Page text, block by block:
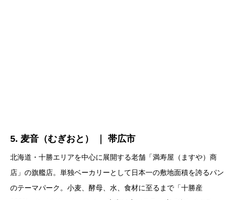
5. 麦音（むぎおと） ｜ 帯広市
北海道・十勝エリアを中心に展開する老舗「満寿屋（ますや）商
店」の旗艦店。単独ベーカリーとして日本一の敷地面積を誇るパン
のテーマパーク。小麦、酵母、水、食材に至るまで「十勝産